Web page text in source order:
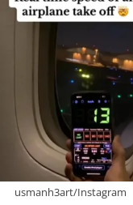
usmanh3art/Instagram